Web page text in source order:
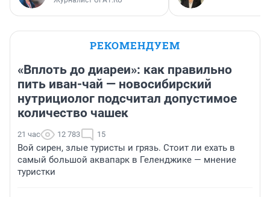
РЕКОМЕНДУЕМ
«Вплоть до диареи»: как правильно
пить иван-чай — новосибирский
нутрициолог подсчитал допустимое
количество чашек
21 час 12 783 15
Вой сирен, злые туристы и грязь. Стоит ли ехать в
самый большой аквапарк в Геленджике — мнение
туристки